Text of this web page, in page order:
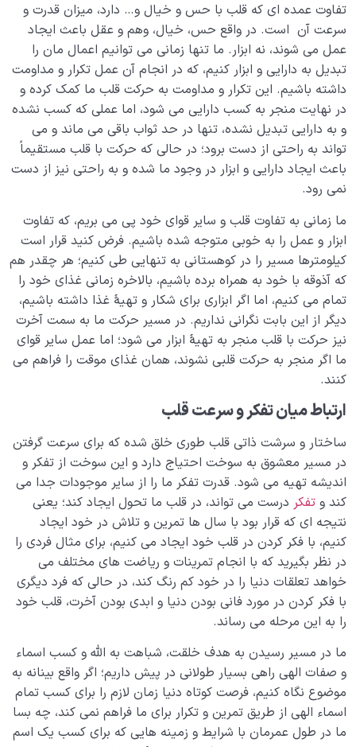
می‌کند؟
انسان متعادل‌؛ کسی که اولویت‌هایش را به درستی انتخاب
می‌کند
تفاوت عمده ای که قلب با حس و خیال و… دارد، میزان قدرت و
سرعت آن است. در واقع حس، خیال، وهم و عقل باعث ایجاد
عمل می شوند، نه ابزار. ما تنها زمانی می توانیم اعمال مان را
تبدیل به دارایی و ابزار کنیم، که در انجام آن عمل تکرار و مداومت
داشته باشیم. این تکرار و مداومت به حرکت قلب ما کمک کرده و
در نهایت منجر به کسب دارایی می شود، اما عملی که کسب نشده
و به دارایی تبدیل نشده، تنها در حد ثواب باقی می ماند و می
تواند به راحتی از دست برود؛ در حالی که حرکت با قلب مستقیماً
باعث ایجاد دارایی و ابزار در وجود ما شده و به راحتی نیز از دست
نمی رود.
ما زمانی به تفاوت قلب و سایر قوای خود پی می بریم، که تفاوت
ابزار و عمل را به خوبی متوجه شده باشیم. فرض کنید قرار است
کیلومترها مسیر را در کوهستانی به تنهایی طی کنیم؛ هر چقدر هم
که آذوقه با خود به همراه برده باشیم، بالاخره زمانی غذای خود را
تمام می کنیم، اما اگر ابزاری برای شکار و تهیۀ غذا داشته باشیم،
دیگر از این بابت نگرانی نداریم. در مسیر حرکت ما به سمت آخرت
نیز حرکت با قلب منجر به تهیۀ ابزار می شود؛ اما عمل سایر قوای
ما اگر منجر به حرکت قلبی نشوند، همان غذای موقت را فراهم می
کنند.
ارتباط میان تفکر و سرعت قلب
ساختار و سرشت ذاتی قلب طوری خلق شده که برای سرعت گرفتن
در مسیر معشوق به سوخت احتیاج دارد و این سوخت از تفکر و
اندیشه تهیه می شود. قدرت تفکر ما را از سایر موجودات جدا می
کند و تفکر درست می تواند، در قلب ما تحول ایجاد کند؛ یعنی
نتیجه ای که قرار بود با سال ها تمرین و تلاش در خود ایجاد
کنیم، با فکر کردن در قلب خود ایجاد می کنیم، برای مثال فردی را
در نظر بگیرید که با انجام تمرینات و ریاضت های مختلف می
خواهد تعلقات دنیا را در خود کم رنگ کند، در حالی که فرد دیگری
با فکر کردن در مورد فانی بودن دنیا و ابدی بودن آخرت، قلب خود
را به این مرحله می رساند.
ما در مسیر رسیدن به هدف خلقت، شباهت به الله و کسب اسماء
و صفات الهی راهی بسیار طولانی در پیش داریم؛ اگر واقع بینانه به
موضوع نگاه کنیم، فرصت کوتاه دنیا زمان لازم را برای کسب تمام
اسماء الهی از طریق تمرین و تکرار برای ما فراهم نمی کند، چه بسا
ما در طول عمرمان با شرایط و زمینه هایی که برای کسب یک اسم